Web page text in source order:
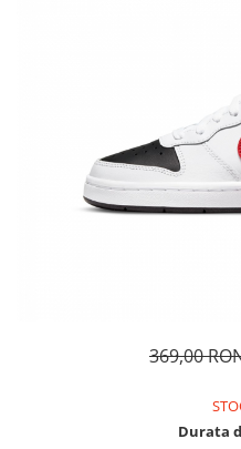
Pantaloni scurti Copii
Ingrijire incaltaminte
369,00
Durata